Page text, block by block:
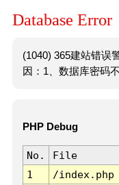
Database Error
(1040) 365建站错误
因：1、数据库密码
PHP Debug
No. File
1
/index.php